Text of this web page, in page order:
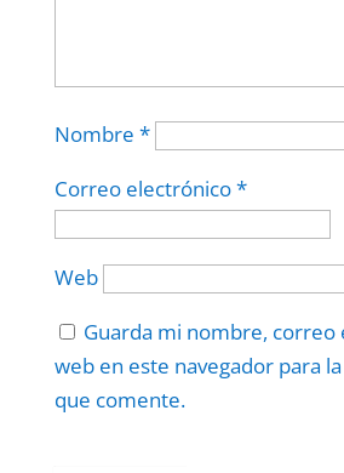
Nombre *
Correo electrónico*
Web
Guarda mi nombre, correo
web en este navegador para
que comente.